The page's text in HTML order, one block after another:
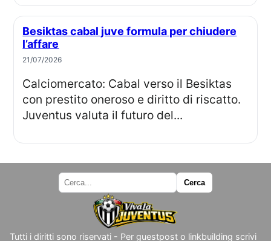
Besiktas cabal juve formula per chiudere
l’affare
21/07/2026
Calciomercato: Cabal verso il Besiktas
con prestito oneroso e diritto di riscatto.
Juventus valuta il futuro del...
Tutti i diritti sono riservati - Per guestpost o linkbuilding scrivi